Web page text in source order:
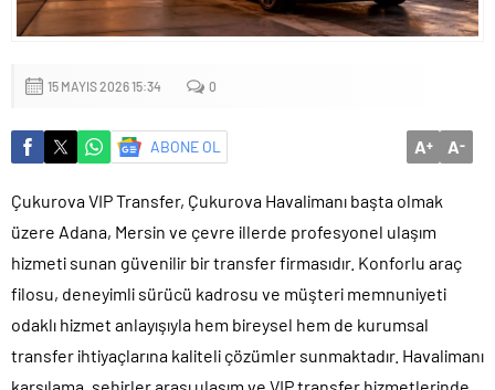
mu?
15 MAYIS 2026 15:34 0
ABONE OL A+ A-
Çukurova VIP Transfer, Çukurova Havalimanı başta olmak
üzere Adana, Mersin ve çevre illerde profesyonel ulaşım
hizmeti sunan güvenilir bir transfer firmasıdır. Konforlu araç
filosu, deneyimli sürücü kadrosu ve müşteri memnuniyeti
odaklı hizmet anlayışıyla hem bireysel hem de kurumsal
transfer ihtiyaçlarına kaliteli çözümler sunmaktadır. Havalimanı